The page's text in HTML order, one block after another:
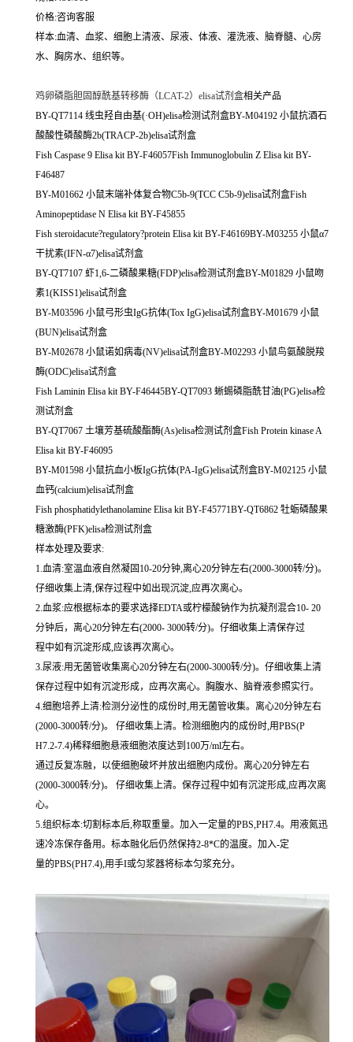
价格:咨询客服
样本:血清、血浆、细胞上清液、尿液、体液、灌洗液、脑脊髓、心房
水、胸房水、组织等。
鸡卵磷脂胆固醇酰基转移酶（LCAT-2）elisa试剂盒相关产品
BY-QT7114 线虫羟自由基(·OH)elisa检测试剂盒BY-M04192 小鼠抗酒石
酸酸性磷酸酶2b(TRACP-2b)elisa试剂盒
Fish Caspase 9 Elisa kit BY-F46057Fish Immunoglobulin Z Elisa kit BY-
F46487
BY-M01662 小鼠末端补体复合物C5b-9(TCC C5b-9)elisa试剂盒Fish
Aminopeptidase N Elisa kit BY-F45855
Fish steroidacute?regulatory?protein Elisa kit BY-F46169BY-M03255 小鼠α7
干扰素(IFN-α7)elisa试剂盒
BY-QT7107 虾1,6-二磷酸果糖(FDP)elisa检测试剂盒BY-M01829 小鼠吻
素1(KISS1)elisa试剂盒
BY-M03596 小鼠弓形虫IgG抗体(Tox IgG)elisa试剂盒BY-M01679 小鼠
(BUN)elisa试剂盒
BY-M02678 小鼠诺如病毒(NV)elisa试剂盒BY-M02293 小鼠鸟氨酸脱羧
酶(ODC)elisa试剂盒
Fish Laminin Elisa kit BY-F46445BY-QT7093 蜥蜴磷脂酰甘油(PG)elisa检
测试剂盒
BY-QT7067 土壤芳基硫酸酯酶(As)elisa检测试剂盒Fish Protein kinase A
Elisa kit BY-F46095
BY-M01598 小鼠抗血小板IgG抗体(PA-IgG)elisa试剂盒BY-M02125 小鼠
血钙(calcium)elisa试剂盒
Fish phosphatidylethanolamine Elisa kit BY-F45771BY-QT6862 牡蛎磷酸果
糖激酶(PFK)elisa检测试剂盒
样本处理及要求:
1.血清:室温血液自然凝固10-20分钟,离心20分钟左右(2000-3000转/分)。
仔细收集上清,保存过程中如出现沉淀,应再次离心。
2.血浆:应根据标本的要求选择EDTA或柠檬酸钠作为抗凝剂混合10- 20
分钟后，离心20分钟左右(2000- 3000转/分)。仔细收集上清保存过
程中如有沉淀形成,应该再次离心。
3.尿液:用无菌管收集离心20分钟左右(2000-3000转/分)。仔细收集上清
保存过程中如有沉淀形成，应再次离心。胸腹水、脑脊液参照实行。
4.细胞培养上清:检测分泌性的成份时,用无菌管收集。离心20分钟左右
(2000-3000转/分)。 仔细收集上清。检测细胞内的成份时,用PBS(P
H7.2-7.4)稀释细胞悬液细胞浓度达到100万/ml左右。
通过反复冻融，以使细胞破坏并放出细胞内成份。离心20分钟左右
(2000-3000转/分)。 仔细收集上清。保存过程中如有沉淀形成,应再次离
心。
5.组织标本:切割标本后,称取重量。加入一定量的PBS,PH7.4。用液氮迅
速冷冻保存备用。标本融化后仍然保持2-8*C的温度。加入-定
量的PBS(PH7.4),用手I或匀浆器将标本匀浆充分。